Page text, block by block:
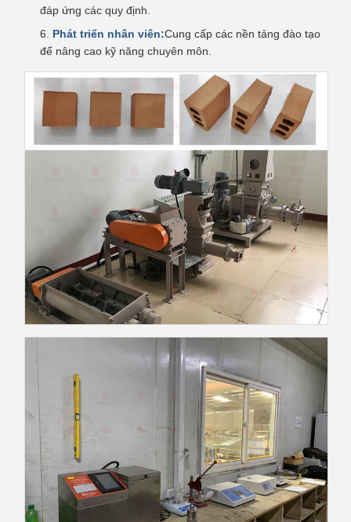
đáp ứng các quy định.
Phát triển nhân viên:Cung cấp các nền tảng đào tạo
để nâng cao kỹ năng chuyên môn.